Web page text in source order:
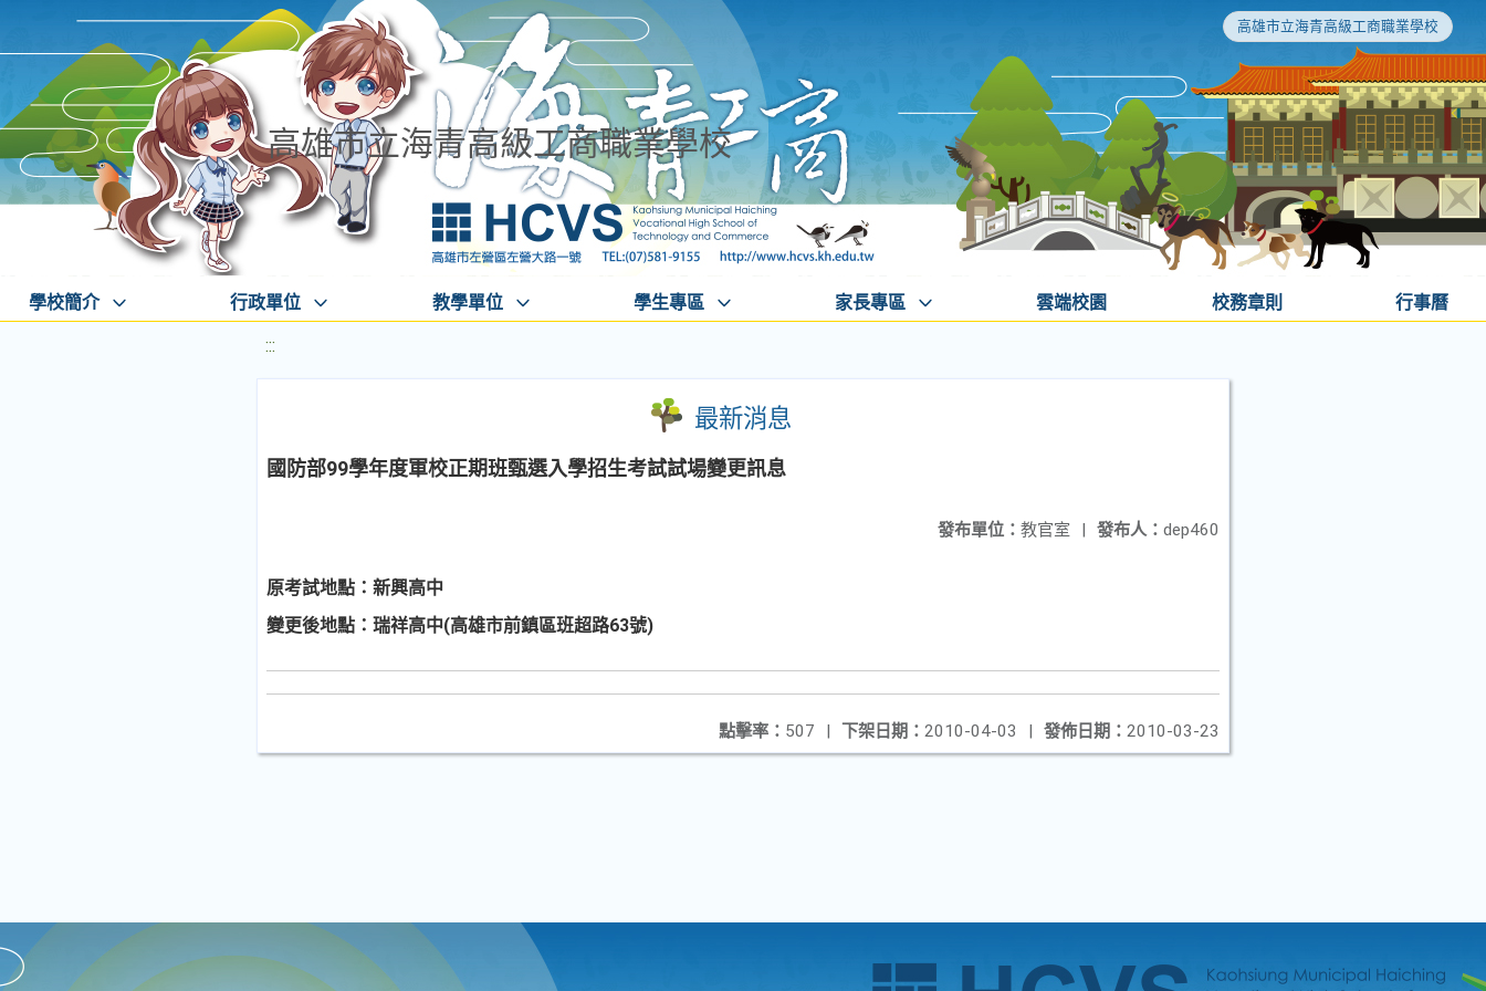
高雄市立海青高級工商職業學校
高雄市立海青高級工商職業學校
學校簡介 行政單位 教學單位 學生專區 家長專區 雲端校園 校務章則 行事曆
:::
最新消息
國防部99學年度軍校正期班甄選入學招生考試試場變更訊息
發布人： dep460
發布單位： 教官室 |
原考試地點：新興高中
變更後地點：瑞祥高中(高雄市前鎮區班超路63號)
發佈日期： 2010-03-23
下架日期： 2010-04-03 |
點擊率： 507 |